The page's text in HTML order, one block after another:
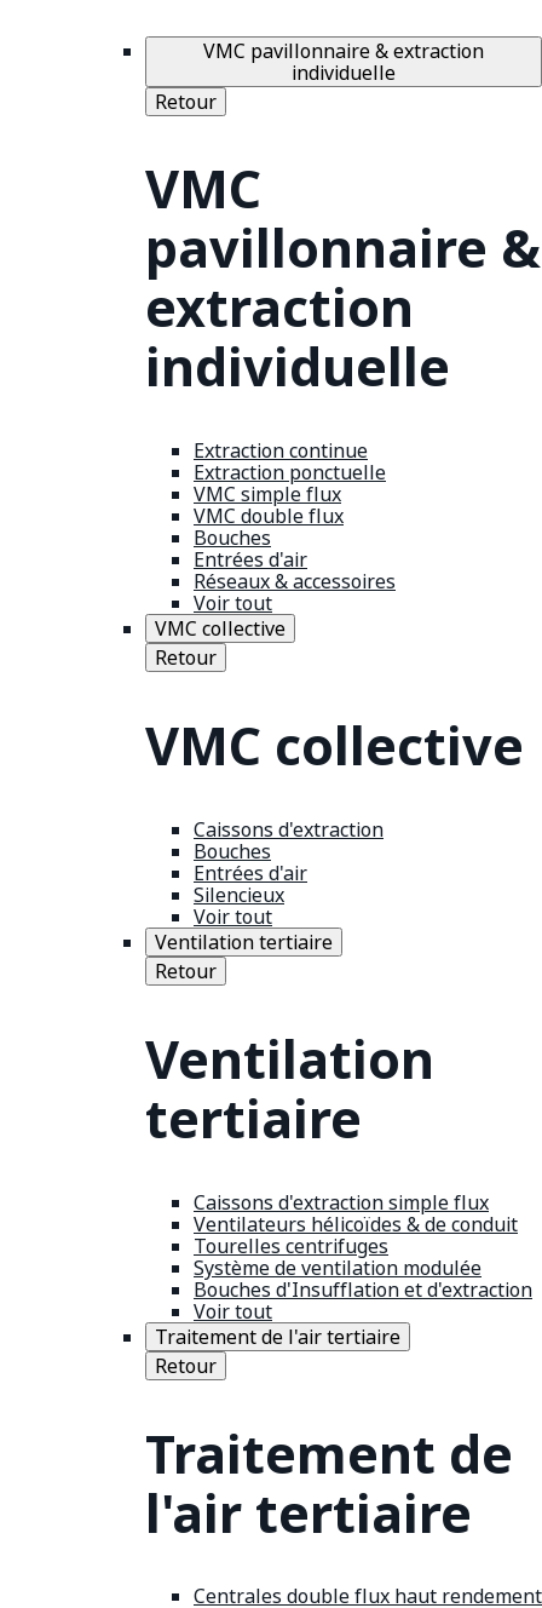
VMC pavillonnaire & extraction
individuelle
Retour
VMC
pavillonnaire &
extraction
individuelle
Extraction continue
Extraction ponctuelle
VMC simple flux
VMC double flux
Bouches
Entrées d'air
Réseaux & accessoires
Voir tout
VMC collective
Retour
VMC collective
Caissons d'extraction
Bouches
Entrées d'air
Silencieux
Voir tout
Ventilation tertiaire
Retour
Ventilation
tertiaire
Caissons d'extraction simple flux
Ventilateurs hélicoïdes & de conduit
Tourelles centrifuges
Système de ventilation modulée
Bouches d'Insufflation et d'extraction
Voir tout
Traitement de l'air tertiaire
Retour
Traitement de
l'air tertiaire
Centrales double flux haut rendement